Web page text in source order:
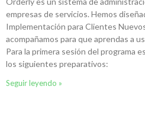
empresas de servicios. Hemos
Implementación para Clientes
acompañamos para que aprendas a
Para la primera sesión del programa
los siguientes preparativos:
Seguir leyendo »